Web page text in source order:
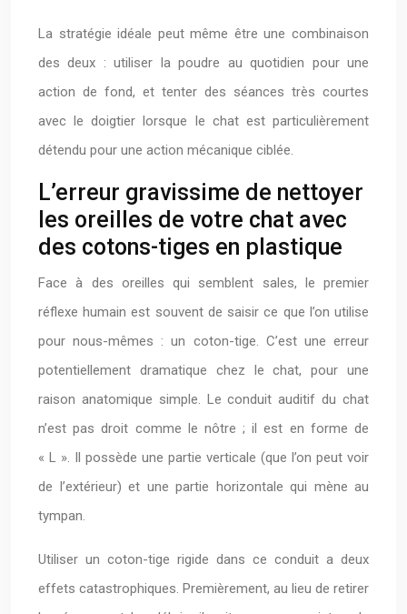
La stratégie idéale peut même être une combinaison
des deux : utiliser la poudre au quotidien pour une
action de fond, et tenter des séances très courtes
avec le doigtier lorsque le chat est particulièrement
détendu pour une action mécanique ciblée.
L’erreur gravissime de nettoyer
les oreilles de votre chat avec
des cotons-tiges en plastique
Face à des oreilles qui semblent sales, le premier
réflexe humain est souvent de saisir ce que l’on utilise
pour nous-mêmes : un coton-tige. C’est une erreur
potentiellement dramatique chez le chat, pour une
raison anatomique simple. Le conduit auditif du chat
n’est pas droit comme le nôtre ; il est en forme de
« L ». Il possède une partie verticale (que l’on peut voir
de l’extérieur) et une partie horizontale qui mène au
tympan.
Utiliser un coton-tige rigide dans ce conduit a deux
effets catastrophiques. Premièrement, au lieu de retirer